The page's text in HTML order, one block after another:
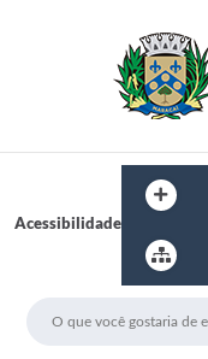
Acessibilidade